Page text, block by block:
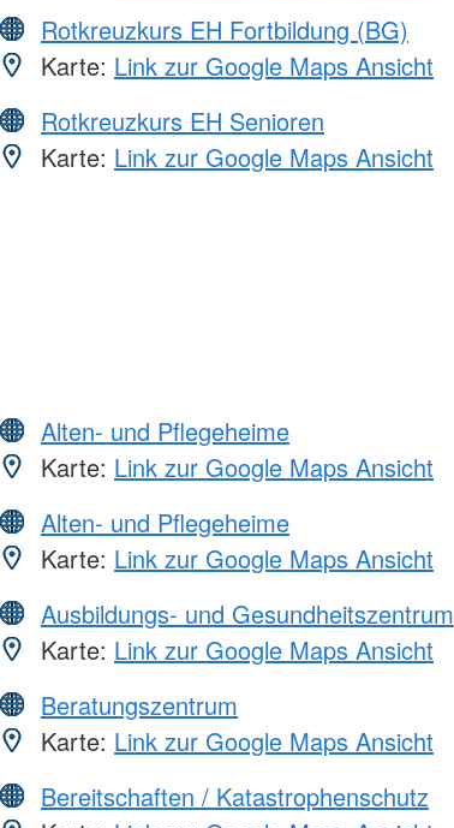
Rotkreuzkurs EH Fortbildung (BG)
Karte: Link zur Google Maps Ansicht
Rotkreuzkurs EH Senioren
Karte: Link zur Google Maps Ansicht
Alten- und Pflegeheime
Karte: Link zur Google Maps Ansicht
Alten- und Pflegeheime
Karte: Link zur Google Maps Ansicht
Ausbildungs- und Gesundheitszentrum
Karte: Link zur Google Maps Ansicht
Beratungszentrum
Karte: Link zur Google Maps Ansicht
Bereitschaften / Katastrophenschutz